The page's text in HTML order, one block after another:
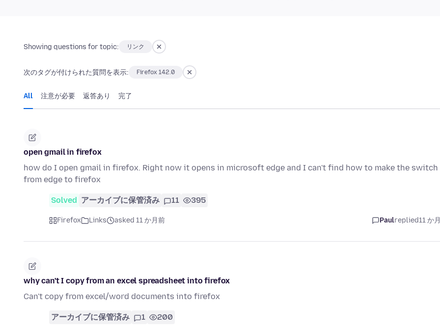
Showing questions for topic: リンク
次のタグが付けられた質問を表示: Firefox 142.0
All 注意が必要 返答あり 完了
open gmail in firefox
how do I open gmail in firefox. Right now it opens in microsoft edge and I can't find how to make the switch
from edge to firefox
Solved アーカイブに保管済み 11 395
Firefox Links asked 11 か月前 Paulreplied11 か
why can't I copy from an excel spreadsheet into firefox
Can't copy from excel/word documents into firefox
アーカイブに保管済み 1 200